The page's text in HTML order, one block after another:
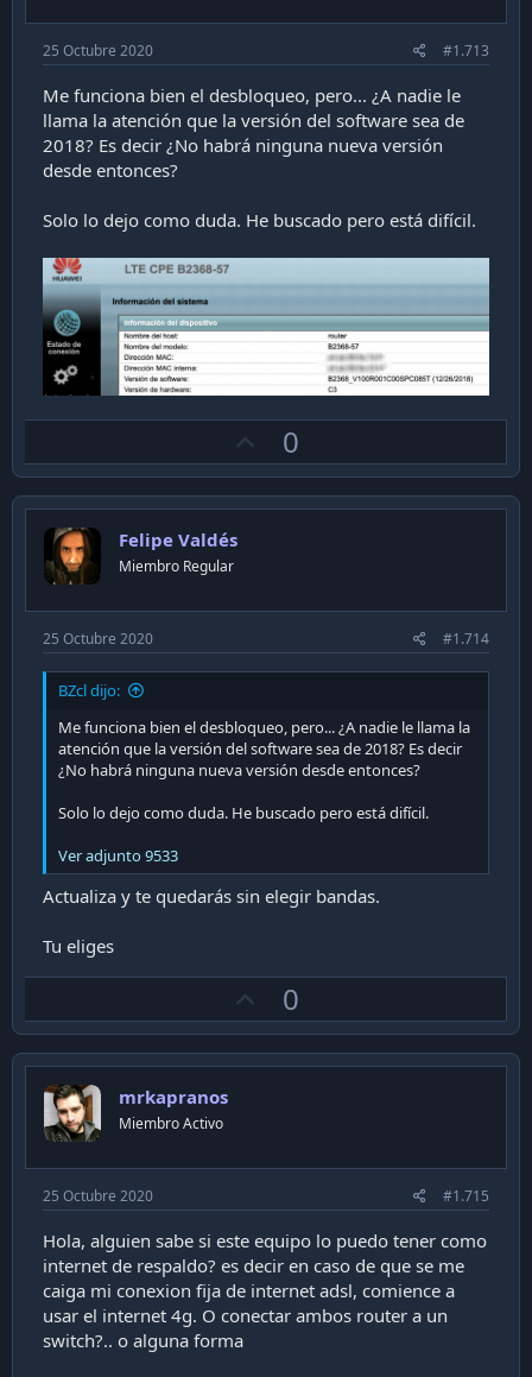
25 Octubre 2020 #1.713
Me funciona bien el desbloqueo, pero... ¿A nadie le
llama la atención que la versión del software sea de
2018? Es decir ¿No habrá ninguna nueva versión
desde entonces?
Solo lo dejo como duda. He buscado pero está difícil.
p
v
0
Felipe Valdés
Miembro Regular
25 Octubre 2020 #1.714
BZcl dijo:
Me funciona bien el desbloqueo, pero... ¿A nadie le llama la
atención que la versión del software sea de 2018? Es decir
¿No habrá ninguna nueva versión desde entonces?
Solo lo dejo como duda. He buscado pero está difícil.
Ver adjunto 9533
Actualiza y te quedarás sin elegir bandas.
Tu eliges
p
v
0
mrkapranos
Miembro Activo
25 Octubre 2020 #1.715
Hola, alguien sabe si este equipo lo puedo tener como
internet de respaldo? es decir en caso de que se me
caiga mi conexion fija de internet adsl, comience a
usar el internet 4g. O conectar ambos router a un
switch?.. o alguna forma